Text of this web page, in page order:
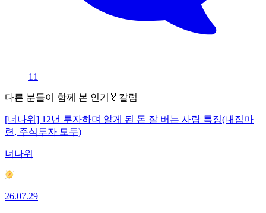
11
다른 분들이 함께 본 인기🏅칼럼
[너나위] 12년 투자하며 알게 된 돈 잘 버는 사람 특징(내집마
련, 주식투자 모두)
너나위
26.07.29